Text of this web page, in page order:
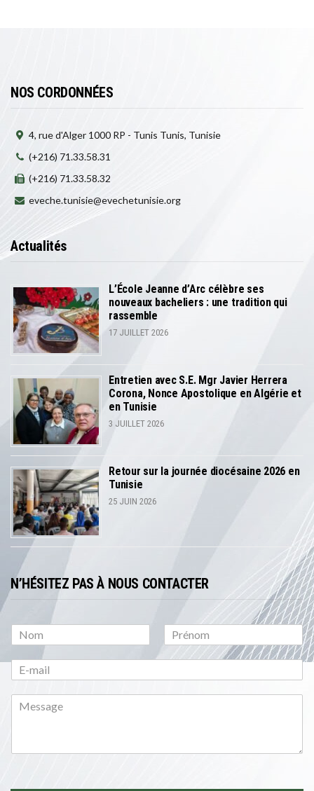
NOS CORDONNÉES
4, rue d'Alger 1000 RP - Tunis Tunis, Tunisie
(+216) 71.33.58.31
(+216) 71.33.58.32
eveche.tunisie@evechetunisie.org
Actualités
L’École Jeanne d’Arc célèbre ses
nouveaux bacheliers : une tradition qui
rassemble
17 JUILLET 2026
Entretien avec S.E. Mgr Javier Herrera
Corona, Nonce Apostolique en Algérie et
en Tunisie
3 JUILLET 2026
Retour sur la journée diocésaine 2026 en
Tunisie
25 JUIN 2026
N’HÉSITEZ PAS À NOUS CONTACTER
r
n
o
o